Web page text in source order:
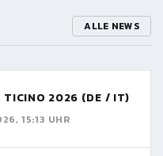
ALLE NEWS
TICINO 2026 (DE / IT)
15:13 UHR